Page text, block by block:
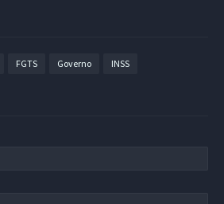
FGTS Governo INSS